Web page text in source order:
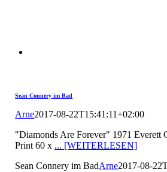
Sean Connery im Bad
Arne2017-08-22T15:41:11+02:00
"Diamonds Are Forever" 1971 Everett
Print 60 x ... [WEITERLESEN]
Sean Connery im BadArne2017-08-